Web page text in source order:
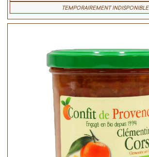
TEMPORAIREMENT INDISPONIBLE